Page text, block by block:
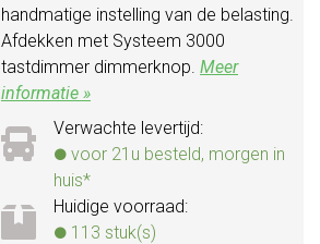
handmatige instelling van de belasting.
Afdekken met Systeem 3000
tastdimmer dimmerknop. Meer
informatie »
Verwachte levertijd:
voor 21u besteld, morgen in
huis*
Huidige voorraad:
113 stuk(s)